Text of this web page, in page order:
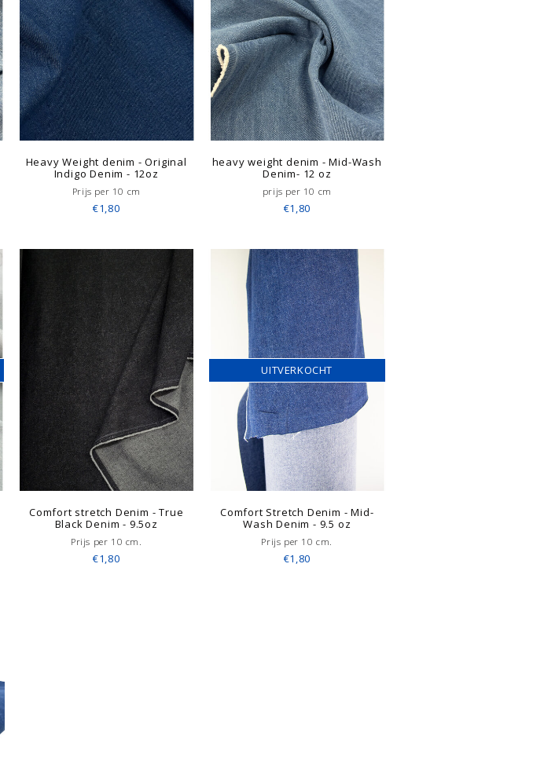
Heavy Weight denim - Original
Indigo Denim - 12oz
Prijs per 10 cm
€1,80
heavy weight denim - Mid-Wash
Denim- 12 oz
prijs per 10 cm
€1,80
Comfort stretch Denim - True
Black Denim - 9.5oz
Prijs per 10 cm.
€1,80
UITVERKOCHT
Comfort Stretch Denim - Mid-
Wash Denim - 9.5 oz
Prijs per 10 cm.
€1,80